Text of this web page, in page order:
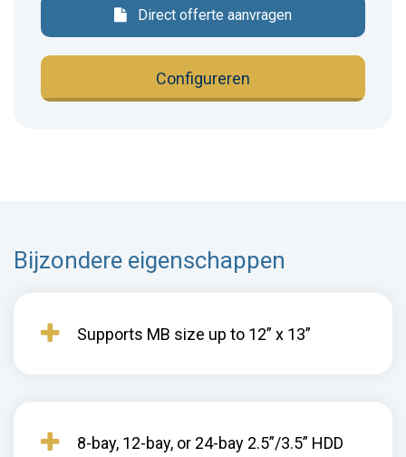
Direct offerte aanvragen
Configureren
Bijzondere eigenschappen
Supports MB size up to 12” x 13”
8-bay, 12-bay, or 24-bay 2.5”/3.5” HDD